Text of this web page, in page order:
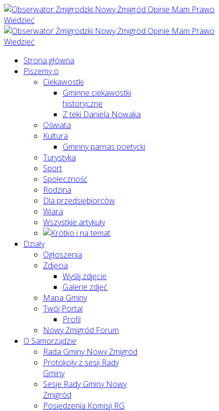
Strona główna
Piszemy o
Ciekawostki
Gminne ciekawostki
historyczne
Z teki Daniela Nowaka
Oświata
Kultura
Gminny parnas poetycki
Turystyka
Sport
Społeczność
Rodzina
Dla przedsiębiorców
Wiara
Wszystkie artykuły
Działy
Ogłoszenia
Zdjęcia
Wyślij zdjęcie
Galerie zdjęć
Mapa Gminy
Twój Portal
Profil
Nowy Żmigród Forum
O Samorządzie
Rada Gminy Nowy Żmigród
Protokoły z sesji Rady
Gminy
Sesje Rady Gminy Nowy
Żmigród
Posiedzenia Komisji RG